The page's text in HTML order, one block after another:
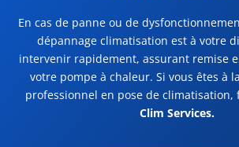
En cas de panne ou de
dépannage climatisation est à votre
intervenir rapidement, assurant remise
votre pompe à chaleur. Si vous êtes à
professionnel en pose de climatisation,
Clim Services.